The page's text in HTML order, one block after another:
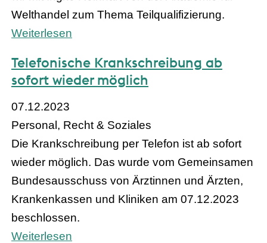
Welthandel zum Thema Teilqualifizierung.
Weiterlesen
Telefonische Krankschreibung ab
sofort wieder möglich
07.12.2023
Personal, Recht & Soziales
Die Krankschreibung per Telefon ist ab sofort
wieder möglich. Das wurde vom Gemeinsamen
Bundesausschuss von Ärztinnen und Ärzten,
Krankenkassen und Kliniken am 07.12.2023
beschlossen.
Weiterlesen